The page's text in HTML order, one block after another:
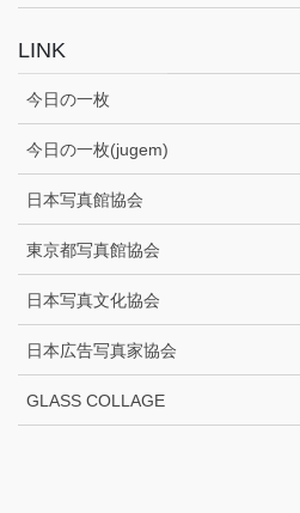
LINK
今日の一枚
今日の一枚(jugem)
日本写真館協会
東京都写真館協会
日本写真文化協会
日本広告写真家協会
GLASS COLLAGE